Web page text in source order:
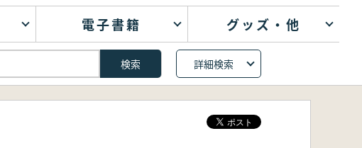
電子書籍 グッズ・他
詳細検索